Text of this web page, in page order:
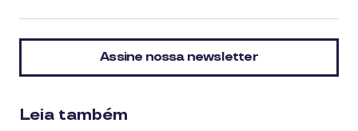
Assine nossa newsletter
Leia também